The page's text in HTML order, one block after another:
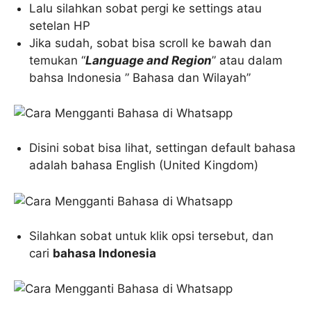
Lalu silahkan sobat pergi ke settings atau
setelan HP
Jika sudah, sobat bisa scroll ke bawah dan
temukan “Language and Region” atau dalam
bahsa Indonesia ” Bahasa dan Wilayah”
Disini sobat bisa lihat, settingan default bahasa
adalah bahasa English (United Kingdom)
Silahkan sobat untuk klik opsi tersebut, dan
cari bahasa Indonesia